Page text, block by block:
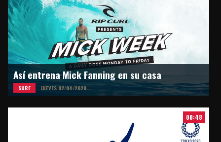
Así entrena Mick Fanning en su casa
SURF JUEVES 02/04/2020
00:48